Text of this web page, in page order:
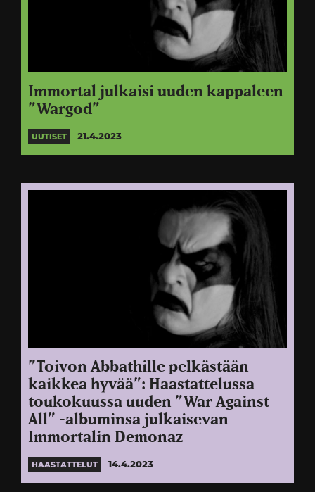
Immortal julkaisi uuden kappaleen
”Wargod”
UUTISET 21.4.2023
”Toivon Abbathille pelkästään
kaikkea hyvää”: Haastattelussa
toukokuussa uuden ”War Against
All” -albuminsa julkaisevan
Immortalin Demonaz
HAASTATTELUT 14.4.2023